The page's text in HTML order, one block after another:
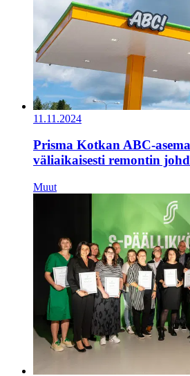
11.11.2024
Prisma Kotkan ABC-
väliaikaisesti remontin
Muut